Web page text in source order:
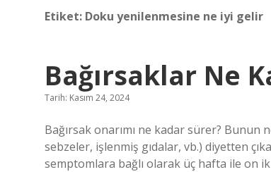
Etiket: Doku yenilenmesine ne iyi gelir
Bağırsaklar Ne
Tarih: Kasım 24, 2024
Bağırsak onarımı ne kadar sürer?
sebzeler, işlenmiş gıdalar, vb.) diyetten
semptomlara bağlı olarak üç hafta ile on